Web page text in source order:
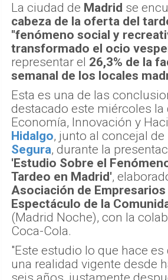
La ciudad de Madrid se
cabeza de la oferta del
"fenómeno social y
transformado el ocio
representar el 26,3% de la
semanal de los locales
Esta es una de las
destacado este miércoles la
Economía, Innovación y
Hidalgo, junto al concejal de
Segura, durante la
'Estudio Sobre el
Tardeo en Madrid',
Asociación de Empresarios
Espectáculo de la
(Madrid Noche), con la
Coca-Cola.
"Este estudio lo que hace
una realidad vigente desde